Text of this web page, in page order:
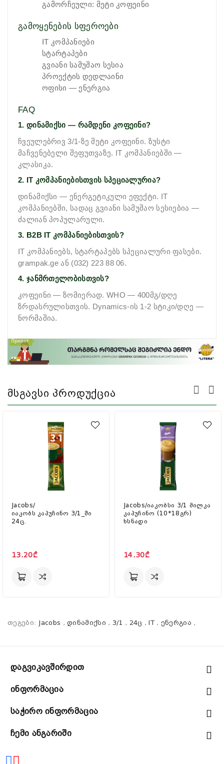
გამორჩეული: მეტი კოფეინი
გამოყენების სფეროები
IT კომპანიები
სტარტაპები
გვიანი სამუშაო სესია
პროექტის დედლაინი
ოფისი — ენერგია
FAQ
1. დინამიქსი — რამდენი კოფეინი?
ჩვეულებრივ 3/1-ზე მეტი კოფეინი. ზუსტი
მაჩვენებელი შეფუთვაზე. IT კომპანიებში —
კლასიკა.
2. IT კომპანიებისთვის სპეციალურია?
დინამიქსი — ენერგეტიკული ეფექტი. IT
კომპანიებში, სადაც გვიანი სამუშაო სესიებია —
ძალიან პოპულარული.
3. B2B IT კომპანიებისთვის?
IT კომპანიებს, სტარტაპებს სპეციალური ფასები.
grampak.ge ან (032) 223 88 06.
4. ჯანმრთელობისთვის?
კოფეინი — ზომიერად. WHO — 400მგ/დღე
ზრდასრულისთვის. Dynamics-ის 1-2 სტიკი/დღე —
ნორმაშია.
Მსგავსი Პროდუქცია
Jacobs/
იაკობს კაპუჩინო 3/1_ში
24ც.
13.20₾
Jacobs/იაკობსი 3/1 მილკა
კაპუჩინო (10*18გრ)
ხსნადი
14.30₾
თეგები: Jacobs ,დინამიქსი , 3/1 , 24ც ,IT, ენერგია ,
Დაგვიკავშირდით
Ინფორმაცია
Საჭირო Ინფორმაცია
Ჩემი Ანგარიში